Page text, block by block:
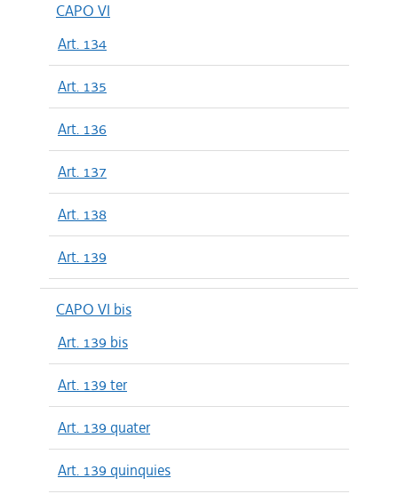
CAPO VI
Art. 134
Art. 135
Art. 136
Art. 137
Art. 138
Art. 139
CAPO VI bis
Art. 139 bis
Art. 139 ter
Art. 139 quater
Art. 139 quinquies